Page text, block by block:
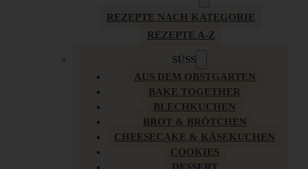
REZEPTE NACH KATEGORIE
REZEPTE A-Z
SÜSS
AUS DEM OBSTGARTEN
BAKE TOGETHER
BLECHKUCHEN
BROT & BRÖTCHEN
CHEESECAKE & KÄSEKUCHEN
COOKIES